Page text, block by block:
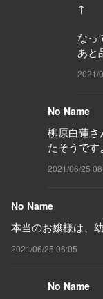
↑
なっ
あと
2021/
No Name
柳原白蓮さ
たそうです
2021/06/25
No Name
本当のお嬢様は、
2021/06/25 06:05
No Name